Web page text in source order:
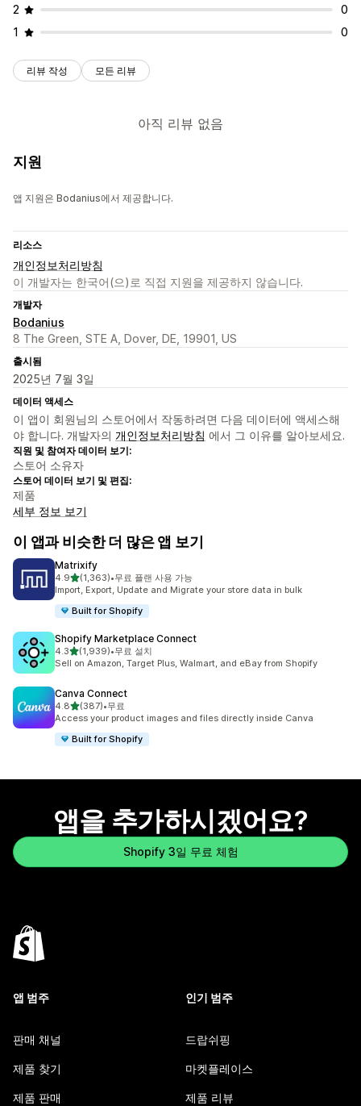
2
0
1
0
리뷰 작성 모든 리뷰
아직 리뷰 없음
지원
앱 지원은 Bodanius에서 제공합니다.
리소스
개인정보처리방침
이 개발자는 한국어(으)로 직접 지원을 제공하지 않습니다.
개발자
Bodanius
8 The Green, STE A, Dover, DE, 19901, US
출시됨
2025년 7월 3일
데이터 액세스
이 앱이 회원님의 스토어에서 작동하려면 다음 데이터에 액세스해
야 합니다. 개발자의 개인정보처리방침 에서 그 이유를 알아보세요.
직원 및 참여자 데이터 보기:
스토어 소유자
스토어 데이터 보기 및 편집:
제품
세부 정보 보기
이 앱과 비슷한 더 많은 앱 보기
Matrixify
4.9별 5개 중
(1,363)
총 리뷰 1363개
•무료 플랜 사용 가능
Import, Export, Update and Migrate your store data in bulk
Built for Shopify
Shopify Marketplace Connect
4.3별 5개 중
(1,939)
총 리뷰 1939개
•무료 설치
Sell on Amazon, Target Plus, Walmart, and eBay from Shopify
Canva Connect
4.8별 5개 중
(387)
총 리뷰 387개
•무료
Access your product images and files directly inside Canva
Built for Shopify
앱을 추가하시겠어요?
Shopify 3일 무료 체험
앱 범주
판매 채널
제품 찾기
제품 판매
인기 범주
드랍쉬핑
마켓플레이스
제품 리뷰